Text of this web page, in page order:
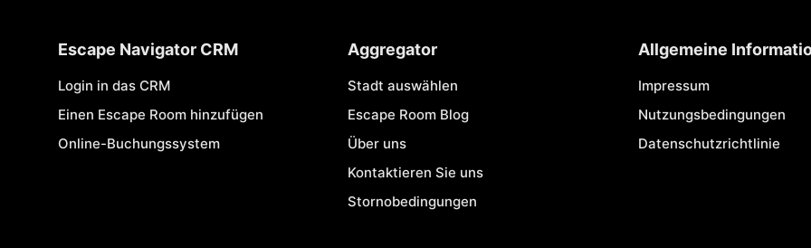
Escape Navigator CRM
Login in das CRM
Einen Escape Room hinzufügen
Online-Buchungssystem
Aggregator
Stadt auswählen
Escape Room Blog
Über uns
Kontaktieren Sie uns
Stornobedingungen
Allgemeine
Impressum
Nutzungsbedingungen
Datenschutzrichtlinie